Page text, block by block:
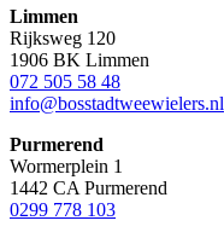
Limmen
Rijksweg 120
1906 BK Limmen
072 505 58 48
info@bosstadtweewielers.nl
Purmerend
Wormerplein 1
1442 CA Purmerend
0299 778 103